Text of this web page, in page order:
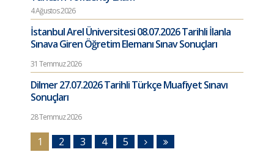
4 Ağustos 2026
İstanbul Arel Üniversitesi 08.07.2026 Tarihli İlanla
Sınava Giren Öğretim Elemanı Sınav Sonuçları
31 Temmuz 2026
Dilmer 27.07.2026 Tarihli Türkçe Muafiyet Sınavı
Sonuçları
28 Temmuz 2026
1 2 3 4 5